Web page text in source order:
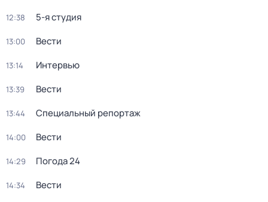
12:38 5-я студия
13:00 Вести
13:14 Интервью
13:39 Вести
13:44 Специальный репортаж
14:00 Вести
14:29 Погода 24
14:34 Вести